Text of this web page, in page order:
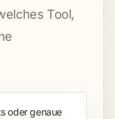
Tool,
oder genaue